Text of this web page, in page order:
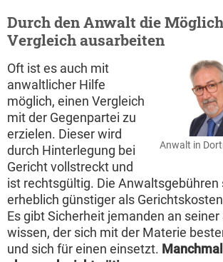
Durch den Anwalt die
Vergleich ausarbeiten
Anwalt in
Oft ist es auch mit
anwaltlicher Hilfe
möglich, einen Vergleich
mit der Gegenpartei zu
erzielen. Dieser wird
durch Hinterlegung bei
Gericht vollstreckt und
ist rechtsgültig. Die Anwaltsgebühren
erheblich günstiger als
Es gibt Sicherheit jemanden an seiner
wissen, der sich mit der Materie
und sich für einen einsetzt.